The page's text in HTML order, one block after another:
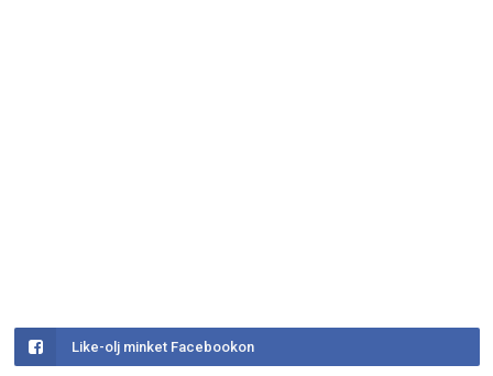
Like-olj minket Facebookon